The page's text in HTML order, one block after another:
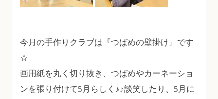
今月の手作りクラブは『つばめの壁掛け』です
☆
画用紙を丸く切り抜き、つばめやカーネーショ
ンを張り付けて5月らしく♪♪談笑したり、5月に